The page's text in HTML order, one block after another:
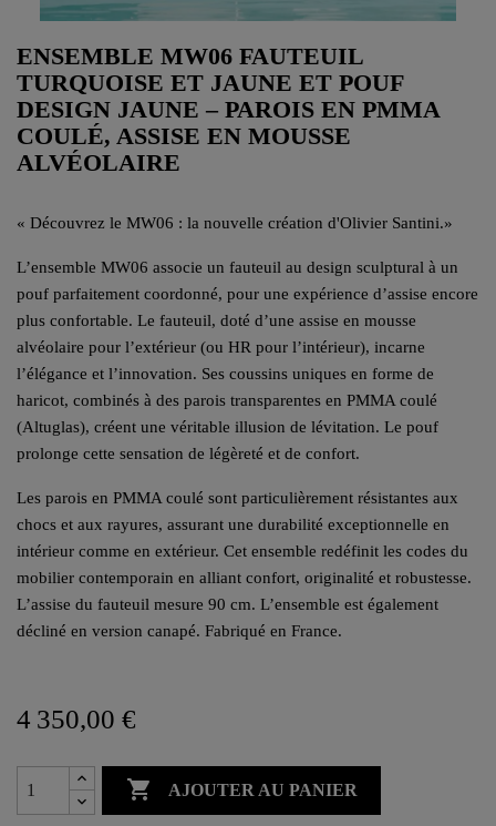
ENSEMBLE MW06 FAUTEUIL
TURQUOISE ET JAUNE ET POUF
DESIGN JAUNE – PAROIS EN PMMA
COULÉ, ASSISE EN MOUSSE
ALVÉOLAIRE
« Découvrez le MW06 : la nouvelle création d'Olivier Santini.»
L’ensemble MW06 associe un fauteuil au design sculptural à un
pouf parfaitement coordonné, pour une expérience d’assise encore
plus confortable. Le fauteuil, doté d’une assise en mousse
alvéolaire pour l’extérieur (ou HR pour l’intérieur), incarne
l’élégance et l’innovation. Ses coussins uniques en forme de
haricot, combinés à des parois transparentes en PMMA coulé
(Altuglas), créent une véritable illusion de lévitation. Le pouf
prolonge cette sensation de légèreté et de confort.
Les parois en PMMA coulé sont particulièrement résistantes aux
chocs et aux rayures, assurant une durabilité exceptionnelle en
intérieur comme en extérieur. Cet ensemble redéfinit les codes du
mobilier contemporain en alliant confort, originalité et robustesse.
L’assise du fauteuil mesure 90 cm. L’ensemble est également
décliné en version canapé. Fabriqué en France.
4 350,00 €
 AJOUTER AU PANIER